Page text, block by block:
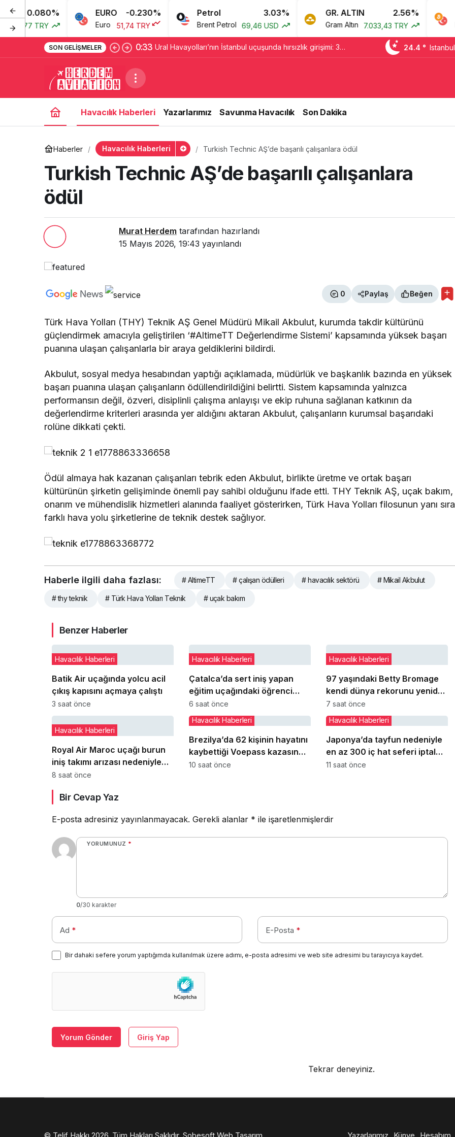
0.080%
TRY
EURO -0.230%
Euro 51,74 TRY
Petrol 3.03%
Brent Petrol 69,46 USD
GR. ALTIN 2.56%
Gram Altın 7.033,43 TRY
BTC
Bitcoin
SON GELIŞMELER 0:33 Ural Havayolları’nın İstanbul uçuşunda hırsızlık girişimi: 3 24.4 ° Istanbul
Havacılık Haberleri Yazarlarımız Savunma Havacılık Son Dakika
Haberler Havacılık Haberleri Turkish Technic AŞ’de başarılı çalışanlara ödül
Turkish Technic AŞ’de başarılı çalışanlara
ödül
Murat Herdem tarafından hazırlandı
15 Mayıs 2026, 19:43 yayınlandı
0 Paylaş Beğen
Türk Hava Yolları (THY) Teknik AŞ Genel Müdürü Mikail Akbulut, kurumda takdir kültürünü
güçlendirmek amacıyla geliştirilen ‘#AltimeTT Değerlendirme Sistemi’ kapsamında yüksek başarı
puanına ulaşan çalışanlarla bir araya geldiklerini bildirdi.
Akbulut, sosyal medya hesabından yaptığı açıklamada, müdürlük ve başkanlık bazında en yüksek
başarı puanına ulaşan çalışanların ödüllendirildiğini belirtti. Sistem kapsamında yalnızca
performansın değil, özveri, disiplinli çalışma anlayışı ve ekip ruhuna sağlanan katkının da
değerlendirme kriterleri arasında yer aldığını aktaran Akbulut, çalışanların kurumsal başarıdaki
rolüne dikkati çekti.
Ödül almaya hak kazanan çalışanları tebrik eden Akbulut, birlikte üretme ve ortak başarı
kültürünün şirketin gelişiminde önemli pay sahibi olduğunu ifade etti. THY Teknik AŞ, uçak bakım,
onarım ve mühendislik hizmetleri alanında faaliyet gösterirken, Türk Hava Yolları filosunun yanı sıra
farklı hava yolu şirketlerine de teknik destek sağlıyor.
Haberle ilgili daha fazlası: # AltimeTT # çalışan ödülleri # havacılık sektörü # Mikail Akbulut
# thy teknik # Türk Hava Yolları Teknik # uçak bakım
Benzer Haberler
Batik Air uçağında yolcu acil
çıkış kapısını açmaya çalıştı
Havacılık Haberleri
3 saat önce
Çatalca’da sert iniş yapan
eğitim uçağındaki öğrenci
pilot yaralandı
Havacılık Haberleri
6 saat önce
97 yaşındaki Betty Bromage
kendi dünya rekorunu yeniden
kırdı
Havacılık Haberleri
7 saat önce
Royal Air Maroc uçağı burun
iniş takımı arızası nedeniyle
pistte kaldı
Havacılık Haberleri
8 saat önce
Brezilya’da 62 kişinin hayatını
kaybettiği Voepass kazasında
yeni ayrıntılar ortaya çıktı
Havacılık Haberleri
10 saat önce
Japonya’da tayfun nedeniyle
en az 300 iç hat seferi iptal
edildi
Havacılık Haberleri
11 saat önce
Bir Cevap Yaz
E-posta adresiniz yayınlanmayacak. Gerekli alanlar * ile işaretlenmişlerdir
YORUMUNUZ *
0/30 karakter
Ad * E-Posta *
Bir dahaki sefere yorum yaptığımda kullanılmak üzere adımı, e-posta adresimi ve web site adresimi bu tarayıcıya kaydet.
Yorum Gönder Giriş Yap
Tekrar deneyiniz.